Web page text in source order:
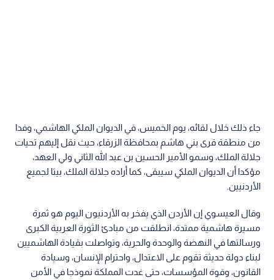
جاء ذلك خلال لقائه، يوم الخميس، في الديوان الملكي الهاشمي، وفدا
من منطقة قرى بني هاشم بمحافظة الزرقاء، حيث نقل إليهم تحيات
جلالة الملك، وسمو الأمير الحسين بن عبد الله الثاني ولي العهد،
مؤكدا أن الديوان الملكي سيبقى، كما أراده جلالة الملك، بيتا لجميع
الأردنيين.
وقال العيسوي إن الأردن الذي يفخر به الأردنيون اليوم هو ثمرة
مسيرة هاشمية ممتدة، انطلقت من مبادئ الثورة العربية الكبرى
ورسالتها في النهضة والوحدة والحرية، وتواصلت بقيادة الهاشميين
لبناء دولة حديثة تقوم على الاعتدال، واحترام الإنسان، وسيادة
القانون، وقوة المؤسسات، حتى غدت المملكة نموذجا في الأمن